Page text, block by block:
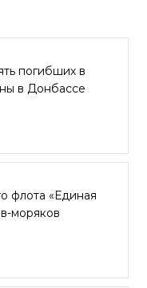
погибших в
в Донбассе
флота «Единая
моряков